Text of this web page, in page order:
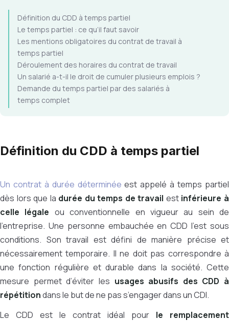
Définition du CDD à temps partiel
Le temps partiel : ce qu’il faut savoir
Les mentions obligatoires du contrat de travail à
temps partiel
Déroulement des horaires du contrat de travail
Un salarié a-t-il le droit de cumuler plusieurs emplois ?
Demande du temps partiel par des salariés à
temps complet
Définition du CDD à temps partiel
Un contrat à durée déterminée est appelé à temps partiel
dès lors que la durée du temps de travail est inférieure à
celle légale ou conventionnelle en vigueur au sein de
l’entreprise. Une personne embauchée en CDD l’est sous
conditions. Son travail est défini de manière précise et
nécessairement temporaire. Il ne doit pas correspondre à
une fonction régulière et durable dans la société. Cette
mesure permet d’éviter les usages abusifs des CDD à
répétitiondans le but de ne pas s’engager dans un CDI.
Le CDD est le contrat idéal pour le remplacement